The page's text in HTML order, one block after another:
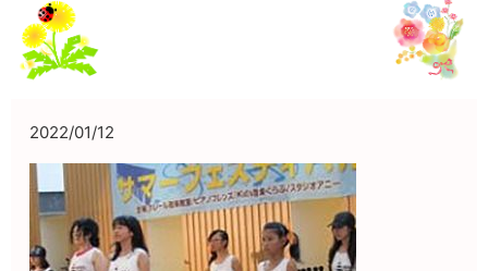
2022/01/12